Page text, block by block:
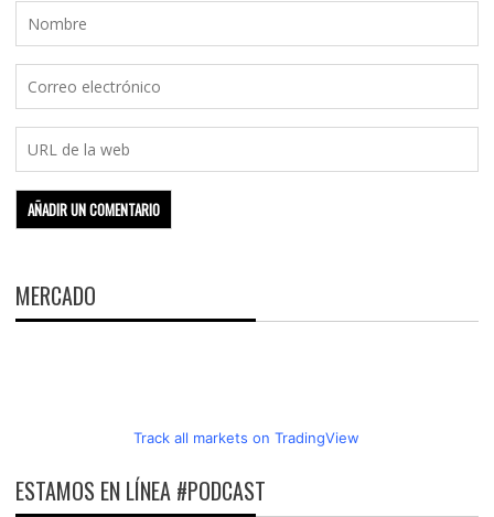
MERCADO
Track all markets on TradingView
ESTAMOS EN LÍNEA #PODCAST